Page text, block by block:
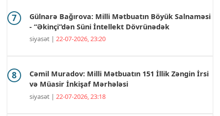
Gülnarə Bağırova: Milli Mətbuatın Böyük Salnaməsi
- “Əkinçi”dən Süni İntellekt Dövrünədək
siyasət | 22-07-2026, 23:20
Cəmil Muradov: Milli Mətbuatın 151 İllik Zəngin İrsi
və Müasir İnkişaf Mərhələsi
siyasət | 22-07-2026, 23:18